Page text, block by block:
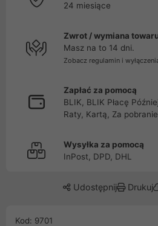
24 miesiące
Zwrot / wymiana
Masz na to 14 dni.
Zobacz regulamin i
Zapłać za pomocą
BLIK, BLIK Płacę
Raty, Kartą, Za
Wysyłka za pomocą
InPost, DPD, DHL
Udostępnij Drukuj
Kod: 9701